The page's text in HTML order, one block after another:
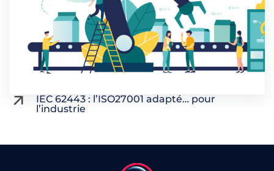
IEC 62443 : l’ISO27001 adapté… pour
l’industrie